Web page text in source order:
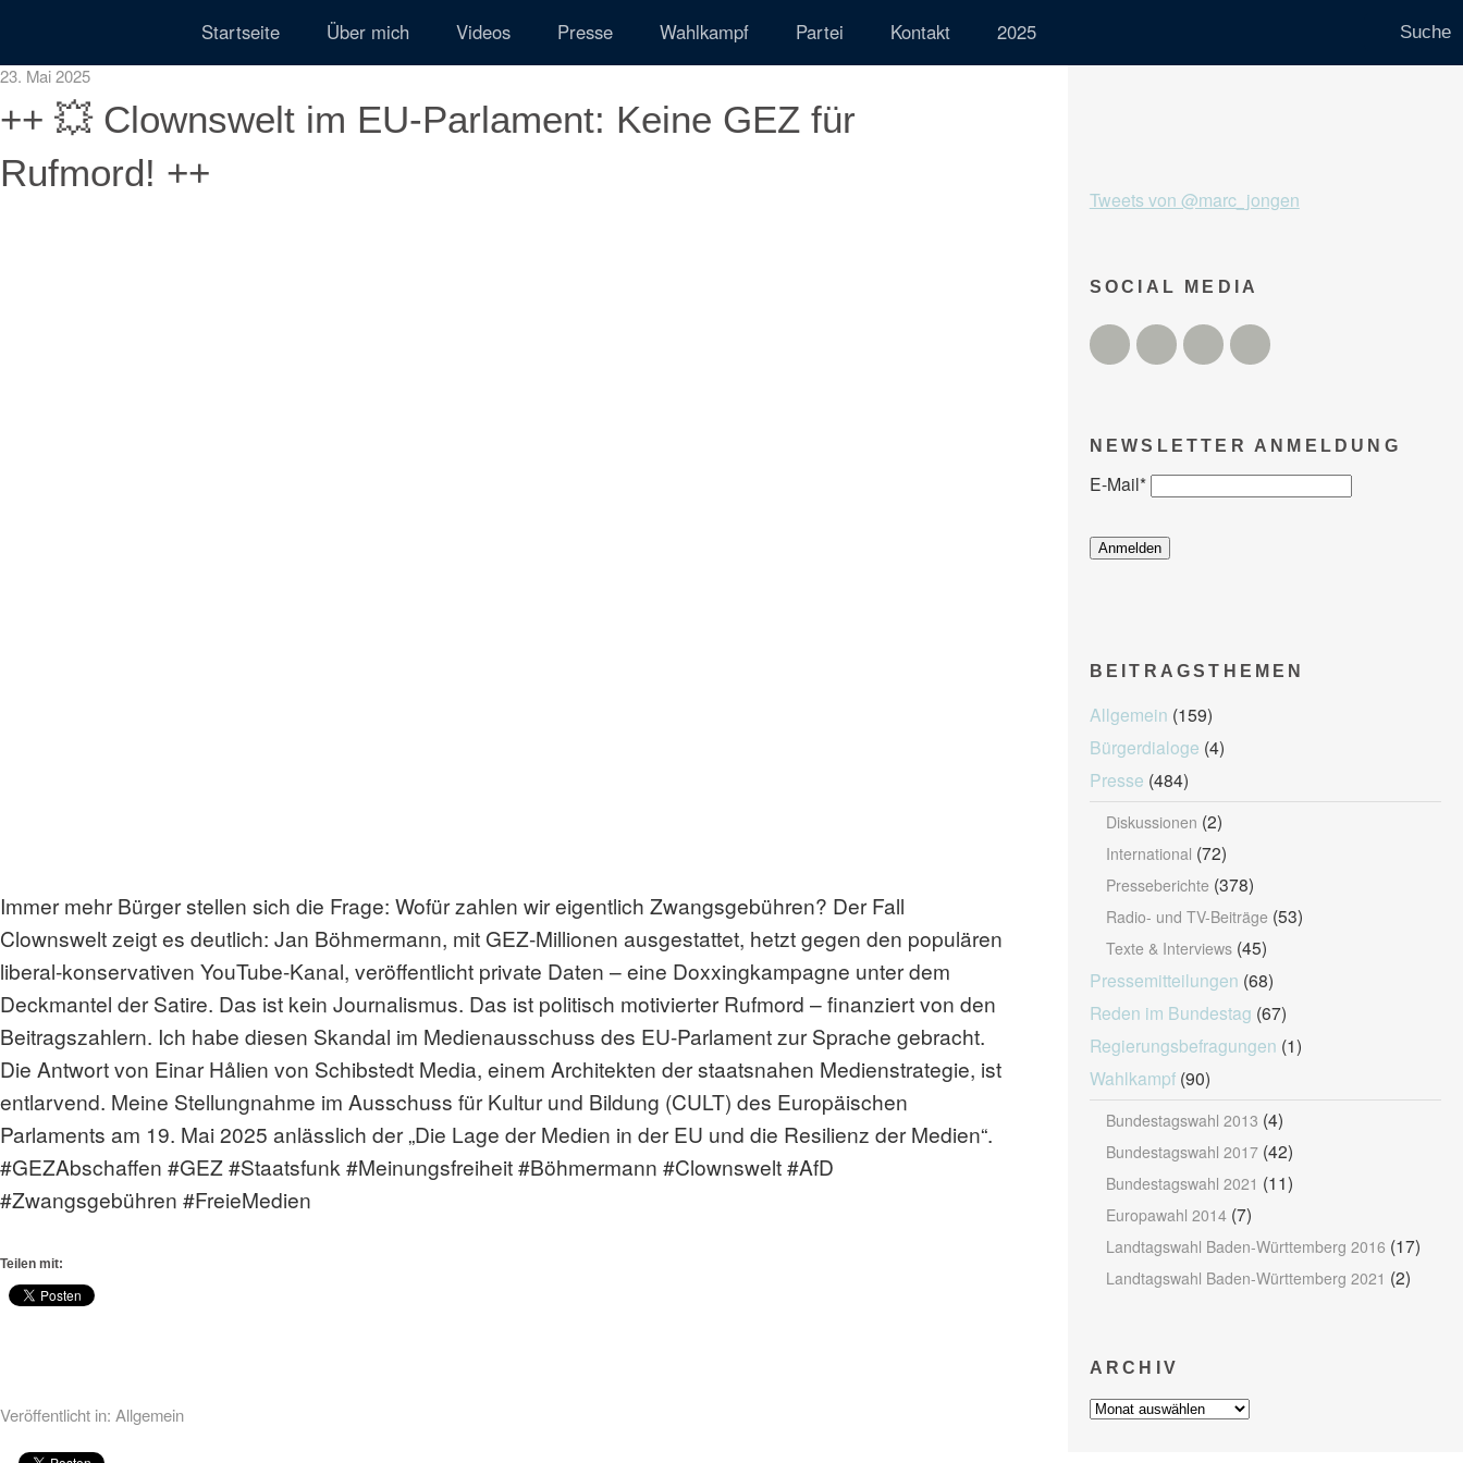
Startseite Über mich Videos Presse Wahlkampf Partei Kontakt 2025
23. Mai 2025
++ 💥 Clownswelt im EU-Parlament: Keine GEZ für
Rufmord! ++
Immer mehr Bürger stellen sich die Frage: Wofür zahlen wir eigentlich Zwangsgebühren? Der Fall
Clownswelt zeigt es deutlich: Jan Böhmermann, mit GEZ-Millionen ausgestattet, hetzt gegen den populären
liberal-konservativen YouTube-Kanal, veröffentlicht private Daten – eine Doxxingkampagne unter dem
Deckmantel der Satire. Das ist kein Journalismus. Das ist politisch motivierter Rufmord – finanziert von den
Beitragszahlern. Ich habe diesen Skandal im Medienausschuss des EU-Parlament zur Sprache gebracht.
Die Antwort von Einar Hålien von Schibstedt Media, einem Architekten der staatsnahen Medienstrategie, ist
entlarvend. Meine Stellungnahme im Ausschuss für Kultur und Bildung (CULT) des Europäischen
Parlaments am 19. Mai 2025 anlässlich der „Die Lage der Medien in der EU und die Resilienz der Medien“.
#GEZAbschaffen #GEZ #Staatsfunk #Meinungsfreiheit #Böhmermann #Clownswelt #AfD
#Zwangsgebühren #FreieMedien
Teilen mit:
Veröffentlicht in: Allgemein
Tweets von @marc_jongen
SOCIAL MEDIA
TwitterFacebookInstagramYouTube
NEWSLETTER ANMELDUNG
E-Mail*
BEITRAGSTHEMEN
Allgemein (159)
Bürgerdialoge (4)
Presse (484)
Diskussionen (2)
International (72)
Presseberichte (378)
Radio- und TV-Beiträge (53)
Texte & Interviews(45)
Pressemitteilungen (68)
Reden im Bundestag (67)
Regierungsbefragungen (1)
Wahlkampf(90)
Bundestagswahl 2013 (4)
Bundestagswahl 2017(42)
Bundestagswahl 2021 (11)
Europawahl 2014(7)
Landtagswahl Baden-Württemberg 2016 (17)
Landtagswahl Baden-Württemberg 2021 (2)
ARCHIV
Archiv